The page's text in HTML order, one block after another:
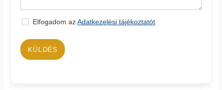
Elfogadom azAdatkezelési tájékoztatót
KÜLDÉS